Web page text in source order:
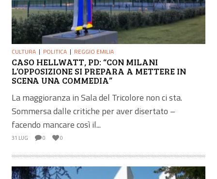
CULTURA POLITICA REGGIO EMILIA
CASO HELLWATT, PD: “CON MILANI
L’OPPOSIZIONE SI PREPARA A METTERE IN
SCENA UNA COMMEDIA”
La maggioranza in Sala del Tricolore non ci sta.
Sommersa dalle critiche per aver disertato –
facendo mancare così il...
31 LUG 0 0